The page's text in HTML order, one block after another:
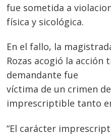
fue sometida a
física y sicológica.
En el fallo, la
Rozas acogió la acción
demandante fue
víctima de un crimen
imprescriptible tanto
“El carácter